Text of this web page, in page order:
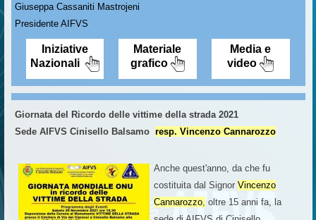
Giuseppa Cassaniti Mastrojeni
Presidente AIFVS
Iniziative
Nazionali
Materiale
grafico
Media e
video
Giornata del Ricordo delle vittime della strada 2021
Sede AIFVS Cinisello Balsamo resp. Vincenzo Cannarozzo
Anche quest'anno, da che fu
costituita dal Signor Vincenzo
Cannarozzo, oltre 15 anni fa, la